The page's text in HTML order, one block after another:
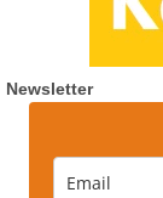
Newsletter